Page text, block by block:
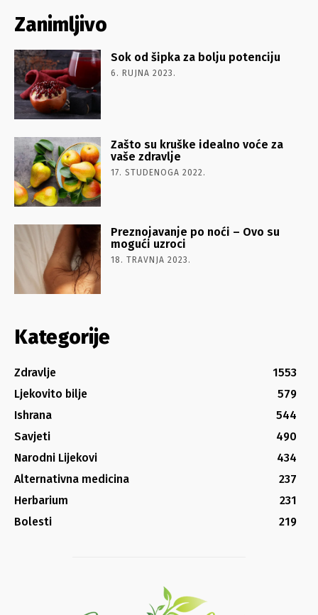
Zanimljivo
Sok od šipka za bolju potenciju
6. RUJNA 2023.
Zašto su kruške idealno voće za
vaše zdravlje
17. STUDENOGA 2022.
Preznojavanje po noći – Ovo su
mogući uzroci
18. TRAVNJA 2023.
Kategorije
Zdravlje
1553
Ljekovito bilje
579
Ishrana
544
Savjeti
490
Narodni Lijekovi
434
Alternativna medicina
237
Herbarium
231
Bolesti
219